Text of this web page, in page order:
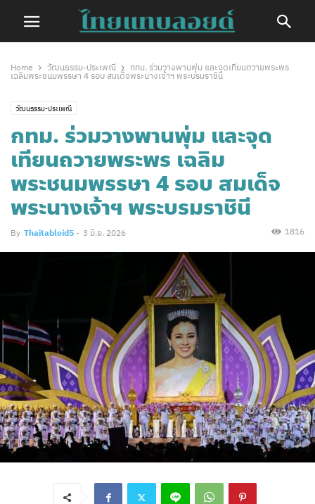
Home วัฒนธรรม-ประเพณี
กทม. ร่วมวางพานพุ่ม และจุดเทียนถวายพระพร
เฉลิมพระชนมพรรษา 4 รอบ สมเด็จพระนางเจ้าฯ พระบรมราชินี
วัฒนธรรม-ประเพณี
กทม. ร่วมวางพานพุ่ม และจุด
เทียนถวายพระพร เฉลิม
พระชนมพรรษา 4 รอบ สมเด็จ
พระนางเจ้าฯ พระบรมราชินี
By Thaitabloid5 - 3 มิ.ย. 2026 1816